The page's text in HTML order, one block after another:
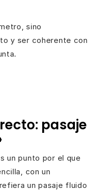
sino
y ser coherente con
pasaje
un punto por el que
con un
un pasaje fluido